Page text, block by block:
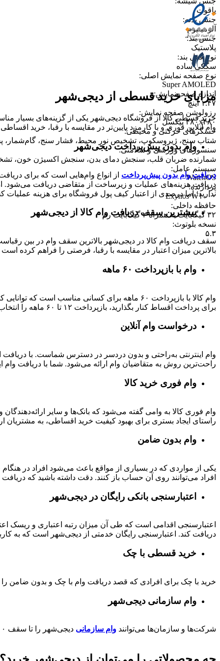
یاقوت
جنس بدنه:
آلومینیوم
جنس بند:
پلاستیک
نوع قفل بند:
سگکی ساده
نوع صفحه نمایش اصلی:
Super AMOLED
اندازه صفحه‌نمایش:
۱.۴۷ اینچ
رزولوشن صفحه نمایش:
۴۸۰x۴۸۰ پیکسل
حسگرهای حرکتی و محیطی:
شتاب سنج، ژیروسکوپ، تشخیص نور محیط، فشار سنج، گام‌شمار،
سنسورهای ورزشی و سلامتی:
شمارنده ضربان قلب، سنجش دمای بدن، سنجش اکسیژن خون،
سیستم عامل:
WatchOS
پردازنده:
Exynos W۱۰۰۰
حافظه داخلی:
۳۲ گیگابایت به همراه ۲ گیگابایت رم
نسخه بلوتوث:
۵.۳
مزایای خرید قسطی از دیجی‌شهر
خرید قسطی کالا از فروشگاه دیجی‌شهر یکی از گزینه‌های بسیار
وام آنلاین فوری و با کارمزد پایین‌تر در مقایسه با رقبا، خرید
وام بدون پیش‌پرداخت‌ دیجی‌شهر
دریافت وام بدون پیش‌پرداخت از انواع وام‌هایی است که برای
دریافت هزینه‌های عملیات و زیرساخت از متقاضی دریافت می‌شود.
ندارید؛ اما درصدی از اعتبار کیف پول فروشگاه برای هزینه
بیشترین سقف دریافت وام کالا از دیجی‌شهر
بالاترین میزان اعتبار در مقایسه با رقبا، فرصتی را فراهم کرده است تا بتوانید متناسب با رتبه اعتباری خود
وام با بازپرداخت ۶۰ ماهه
وام کالا با بازپرداخت ۶۰ ماهه برای کسانی
برای پرداخت اقساط کنار بگذارید، بازپرداخت ۱۲ تا ۶۰ ماهه را انتخاب کنید و خرید اقساطی خود را انجام دهید.
درخواست وام آنلاین
وام اینترنتی به‌راحتی و بدون دردسر در دسترس شماست. با دریافت
راحت‌ترین روش به متقاضیان وام ارائه می‌شود. شما با دریافت وام
وام فوری خرید کالا
وام فوری کالا به وامی گفته می‌شود که بانک‌ها و سایر
راستای ایجاد بستری برای بهبود کیفیت خرید اقساطی، به
وام بدون ضامن
یکی از مواردی که در بسیاری از مواقع باعث می‌شود افراد در
افراد می‌توانند روی آن حساب باز کنند. دقت داشته باشید که
اعتبارسنجی بانکی رایگان در دیجی‌شهر
اعتبارسنجی اقدامی است که طی آن میزان رتبه اعتباری و ریسک
دریافت کند. اعتبارسنجی رایگان خدمتی از دیجی‌شهر است که به
خرید قسطی با چک
خرید با چک برای افرادی که قصد دریافت وام با چک و بدون ضامن را
وام سازمانی دیجی‌شهر
شرکت‌ها و سازمان‌ها می‌توانند وام سازمانی دیجی‌شهر را تا سقف